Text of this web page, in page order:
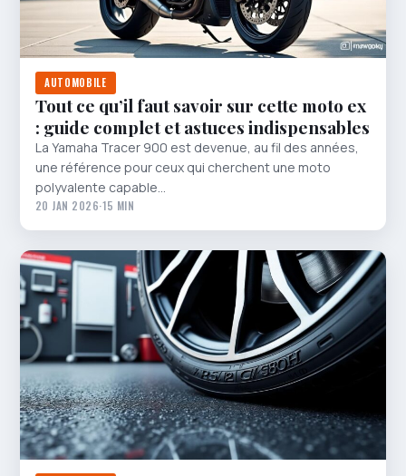
AUTOMOBILE
Tout ce qu’il faut savoir sur cette moto ex
: guide complet et astuces indispensables
La Yamaha Tracer 900 est devenue, au fil des années,
une référence pour ceux qui cherchent une moto
polyvalente capable…
20 JAN 2026·15 MIN